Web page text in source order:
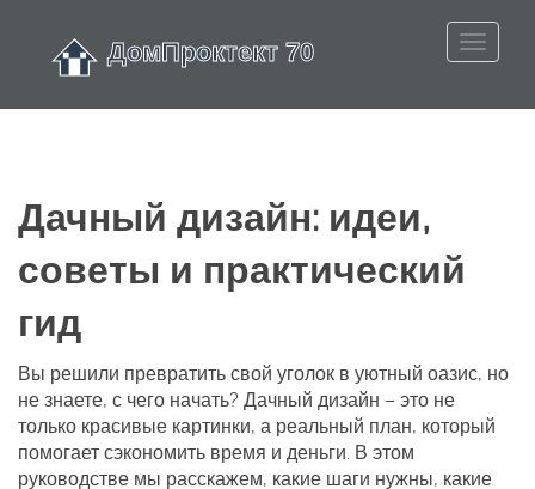
Дачный дизайн: идеи,
советы и практический
гид
Вы решили превратить свой уголок в уютный оазис, но
не знаете, с чего начать? Дачный дизайн – это не
только красивые картинки, а реальный план, который
помогает сэкономить время и деньги. В этом
руководстве мы расскажем, какие шаги нужны, какие